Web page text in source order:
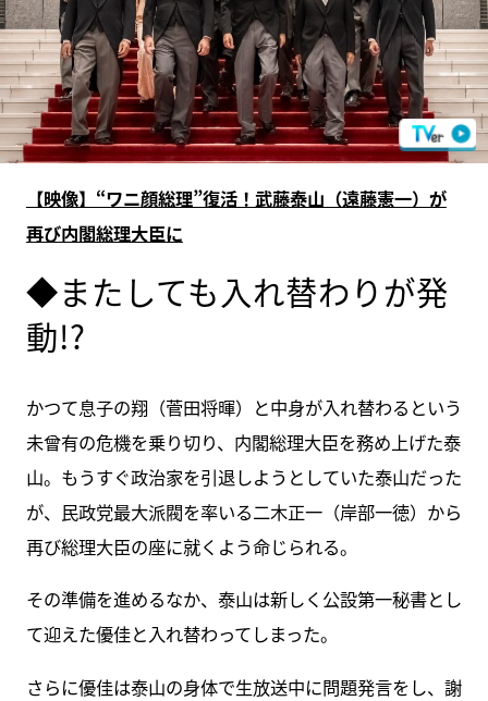
【映像】“ワニ顔総理”復活！武藤泰山（遠藤憲一）が
再び内閣総理大臣に
◆またしても入れ替わりが発
動!?
かつて息子の翔（菅田将暉）と中身が入れ替わるという
未曾有の危機を乗り切り、内閣総理大臣を務め上げた泰
山。もうすぐ政治家を引退しようとしていた泰山だった
が、民政党最大派閥を率いる二木正一（岸部一徳）から
再び総理大臣の座に就くよう命じられる。
その準備を進めるなか、泰山は新しく公設第一秘書とし
て迎えた優佳と入れ替わってしまった。
さらに優佳は泰山の身体で生放送中に問題発言をし、謝